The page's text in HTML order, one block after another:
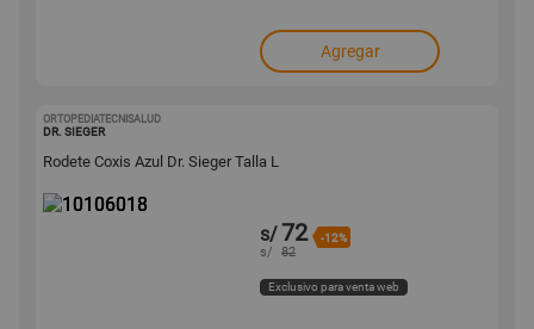
Agregar
ORTOPEDIATECNISALUD
DR. SIEGER
Rodete Coxis Azul Dr. Sieger Talla L
s/72 -12%
s/ 82
Exclusivo para venta web